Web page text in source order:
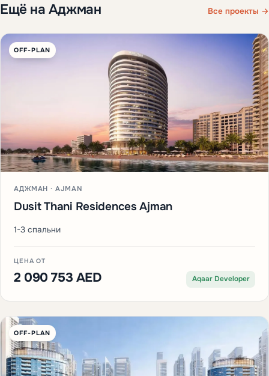
Ещё на Аджман Все проекты →
OFF-PLAN
АДЖМАН · AJMAN
Dusit Thani Residences Ajman
1-3 спальни
ЦЕНА ОТ
2 090 753 AED Aqaar Developer
OFF-PLAN